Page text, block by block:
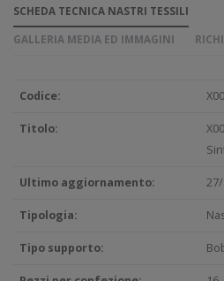
SCHEDA TECNICA NASTRI TESSILI
GALLERIA MEDIA ED IMMAGINI
Codice:
Titolo:
Ultimo aggiornamento:
Tipologia:
Tipo supporto: